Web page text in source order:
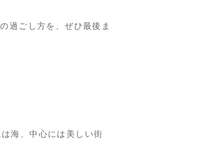
過ごし方を、ぜひ最後ま
海、中心には美しい街